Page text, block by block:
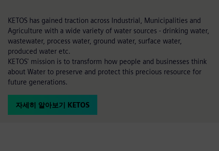
KETOS has gained traction across Industrial, Municipalities and
Agriculture with a wide variety of water sources - drinking water,
wastewater, process water, ground water, surface water,
produced water etc.
KETOS' mission is to transform how people and businesses think
about Water to preserve and protect this precious resource for
future generations.
자세히 알아보기 KETOS